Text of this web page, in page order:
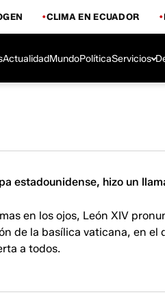
CLIMA EN ECUADOR
ActualidadMundoPolíticaServicios
estadounidense, hizo un
en los ojos, León XIV
de la basílica vaticana, en el
a todos.